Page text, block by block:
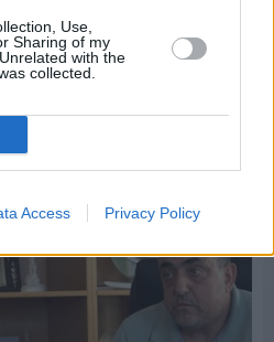
Use,
Sharing of my
with the
collected.
Access Privacy Policy
σε τρεις οδούς του